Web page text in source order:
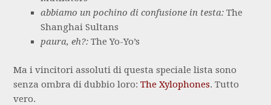
abbiamo un pochino di confusione in testa:The
Shanghai Sultans
paura, eh?:The Yo-Yo’s
Ma i vincitori assoluti di questa speciale lista sono
senza ombra di dubbio loro:The Xylophones. Tutto
vero.